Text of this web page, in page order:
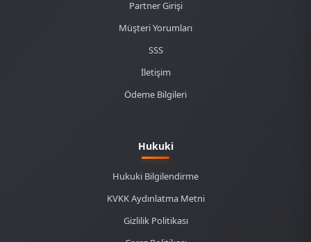
Partner Girişi
Müşteri Yorumları
SSS
İletişim
Ödeme Bilgileri
Hukuki
Hukuki Bilgilendirme
KVKK Aydınlatma Metni
Gizlilik Politikası